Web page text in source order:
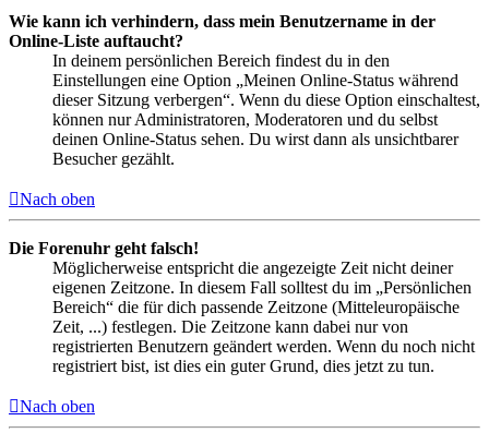
Wie kann ich verhindern, dass mein Benutzername in der
Online-Liste auftaucht?
In deinem persönlichen Bereich findest du in den
Einstellungen eine Option „Meinen Online-Status während
dieser Sitzung verbergen“. Wenn du diese Option einschaltest,
können nur Administratoren, Moderatoren und du selbst
deinen Online-Status sehen. Du wirst dann als unsichtbarer
Besucher gezählt.
Nach oben
Die Forenuhr geht falsch!
Möglicherweise entspricht die angezeigte Zeit nicht deiner
eigenen Zeitzone. In diesem Fall solltest du im „Persönlichen
Bereich“ die für dich passende Zeitzone (Mitteleuropäische
Zeit, ...) festlegen. Die Zeitzone kann dabei nur von
registrierten Benutzern geändert werden. Wenn du noch nicht
registriert bist, ist dies ein guter Grund, dies jetzt zu tun.
Nach oben